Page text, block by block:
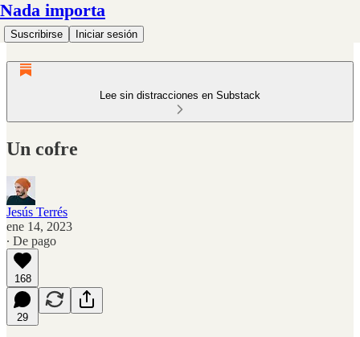
Nada importa
Suscribirse Iniciar sesión
Lee sin distracciones en Substack
Un cofre
Jesús Terrés
ene 14, 2023
∙ De pago
168
29